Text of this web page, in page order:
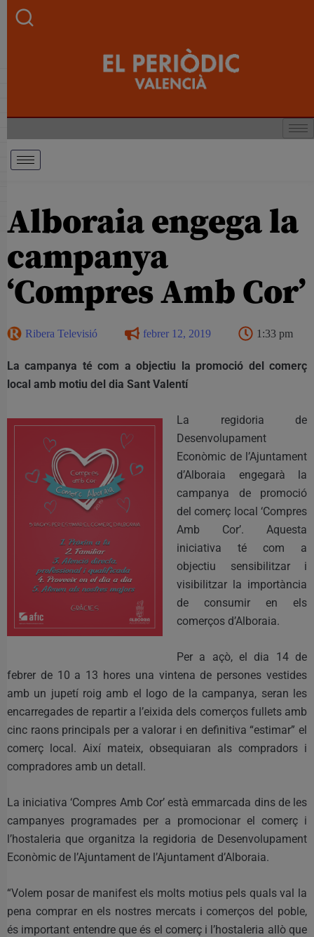
Alboraia engega la
campanya
‘Compres Amb Cor’
Ribera Televisió febrer 12, 2019 1:33 pm
La campanya té com a objectiu la promoció del comerç
local amb motiu del dia Sant Valentí
La regidoria de
Desenvolupament
Econòmic de l’Ajuntament
d’Alboraia engegarà la
campanya de promoció
del comerç local ‘Compres
Amb Cor’. Aquesta
iniciativa té com a
objectiu sensibilitzar i
visibilitzar la importància
de consumir en els
comerços d’Alboraia.
Per a açò, el dia 14 de
febrer de 10 a 13 hores una vintena de persones vestides
amb un jupetí roig amb el logo de la campanya, seran les
encarregades de repartir a l’eixida dels comerços fullets amb
cinc raons principals per a valorar i en definitiva “estimar” el
comerç local. Així mateix, obsequiaran als compradors i
compradores amb un detall.
La iniciativa ‘Compres Amb Cor’ està emmarcada dins de les
campanyes programades per a promocionar el comerç i
l’hostaleria que organitza la regidoria de Desenvolupament
Econòmic de l’Ajuntament de l’Ajuntament d’Alboraia.
“Volem posar de manifest els molts motius pels quals val la
pena comprar en els nostres mercats i comerços del poble,
és important entendre que és el comerç i l’hostaleria allò que